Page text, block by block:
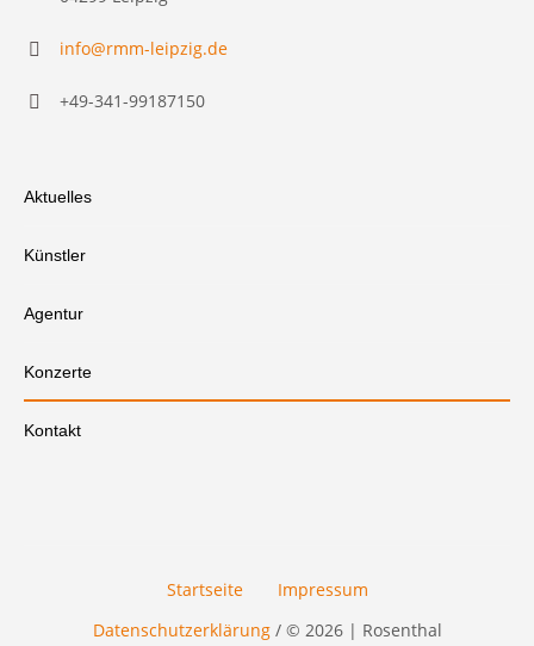
info@rmm-leipzig.de
+49-341-99187150
Aktuelles
Künstler
Agentur
Konzerte
Kontakt
Startseite
Impressum
Datenschutzerklärung/ © 2026 | Rosenthal